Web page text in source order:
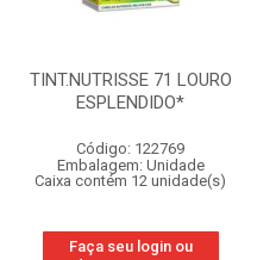
TINT.NUTRISSE 71 LOURO
ESPLENDIDO*
Código: 122769
Embalagem: Unidade
Caixa contém 12 unidade(s)
Faça seu login ou